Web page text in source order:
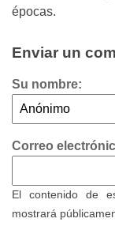
épocas.
Enviar un
Su nombre:
Correo
El contenido de
mostrará